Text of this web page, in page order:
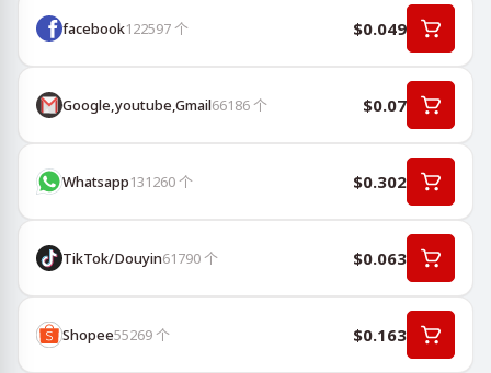
facebook122597个 $0.049
Google,youtube,Gmail66186个 $0.07
Whatsapp131260个 $0.302
TikTok/Douyin61790个 $0.063
Shopee55269个 $0.163